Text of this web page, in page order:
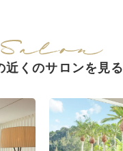
近くのサロンを見る